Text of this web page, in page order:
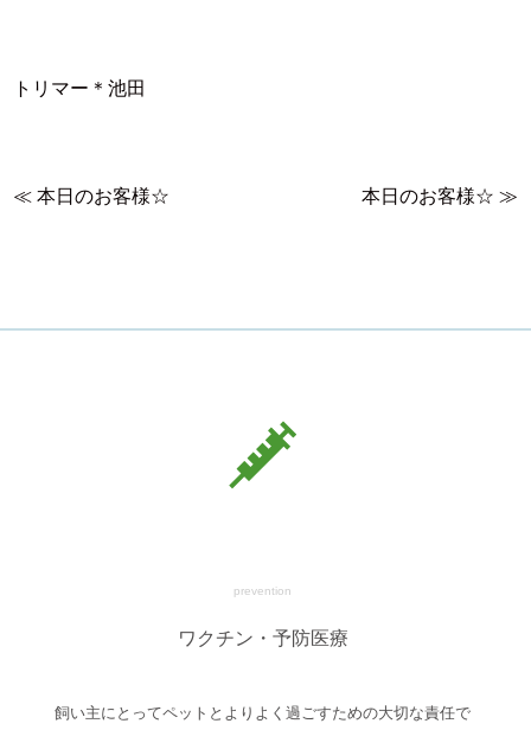
トリマー＊池田
≪本日のお客様☆ 本日のお客様☆ ≫
prevention
ワクチン・予防医療
飼い主にとってペットとよりよく過ごすための大切な責任で